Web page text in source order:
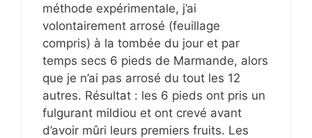
méthode expérimentale, j’ai
volontairement arrosé (feuillage
compris) à la tombée du jour et par
temps secs 6 pieds de Marmande, alors
que je n’ai pas arrosé du tout les 12
autres. Résultat : les 6 pieds ont pris un
fulgurant mildiou et ont crevé avant
d’avoir mûri leurs premiers fruits. Les